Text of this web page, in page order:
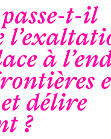
t-il
à
délire
?